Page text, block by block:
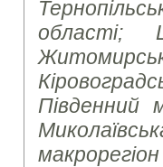
області;
Південний